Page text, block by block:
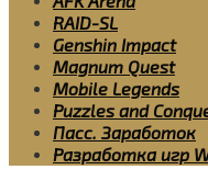
RAID-SL
Genshin Impact
Magnum Quest
Mobile Legends
Puzzles and
Пасс. Заработок
Разработка игр